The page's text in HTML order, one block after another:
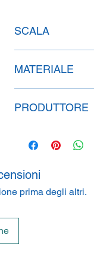
SCALA
MATERIALE
PRODUTTORE
Am Haeckselplatz
prima degli altri.